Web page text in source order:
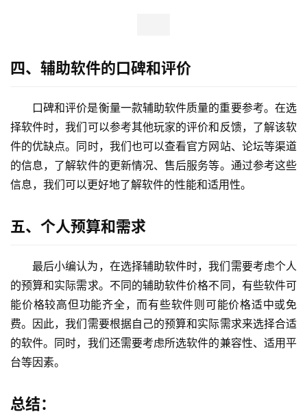
四、辅助软件的口碑和评价
口碑和评价是衡量一款辅助软件质量的重要参考。在选
择软件时，我们可以参考其他玩家的评价和反馈，了解该软
件的优缺点。同时，我们也可以查看官方网站、论坛等渠道
的信息，了解软件的更新情况、售后服务等。通过参考这些
信息，我们可以更好地了解软件的性能和适用性。
五、个人预算和需求
最后小编认为，在选择辅助软件时，我们需要考虑个人
的预算和实际需求。不同的辅助软件价格不同，有些软件可
能价格较高但功能齐全，而有些软件则可能价格适中或免
费。因此，我们需要根据自己的预算和实际需求来选择合适
的软件。同时，我们还需要考虑所选软件的兼容性、适用平
台等因素。
总结：